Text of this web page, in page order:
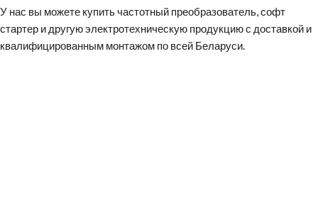
У нас вы можете купить частотный преобразователь,софт
стартер и другую электротехническую продукцию с доставкой и
квалифицированным монтажом по всей Беларуси.